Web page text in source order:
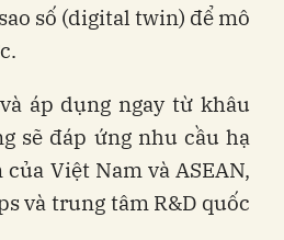
số (digital twin) để mô
áp dụng ngay từ khâu
sẽ đáp ứng nhu cầu hạ
Việt Nam và ASEAN,
và trung tâm R&D quốc